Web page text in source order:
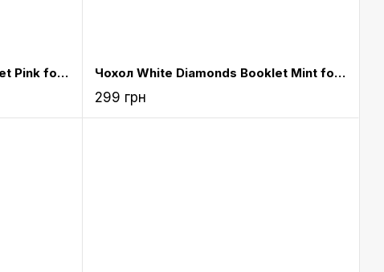
Чохол White Diamonds Booklet Pink for iPad mini Retina (6011TRI41) Чохол White Diamonds Booklet Mint for iPad mini Retina (6011TRI53)
299 грн